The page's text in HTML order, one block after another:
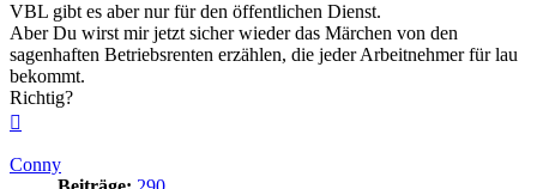
VBL gibt es aber nur für den öffentlichen Dienst.
Aber Du wirst mir jetzt sicher wieder das Märchen von den
sagenhaften Betriebsrenten erzählen, die jeder Arbeitnehmer für lau
bekommt.
Richtig?
Conny